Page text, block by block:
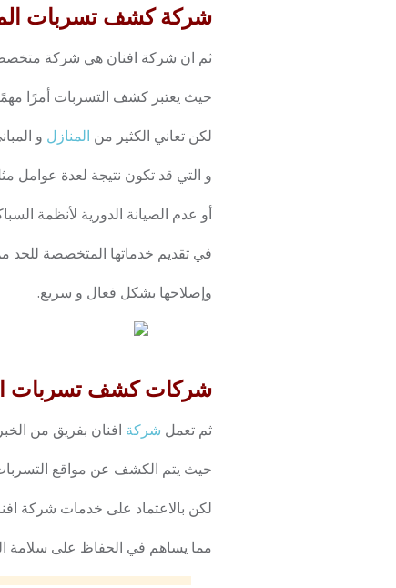
شركة كشف تسربات المياه
ثم ان شركة افنان هي شركة متخصصة
حيث يعتبر كشف التسربات أمرًا
لكن تعاني الكثير من المنازل و
و التي قد تكون نتيجة لعدة عوامل
أو عدم الصيانة الدورية لأنظمة
في تقديم خدماتها المتخصصة للحد
وإصلاحها بشكل فعال و سريع.
شركات كشف تسربات المياه
ثم تعمل شركة افنان بفريق من
حيث يتم الكشف عن مواقع
لكن بالاعتماد على خدمات شركة
مما يساهم في الحفاظ على سلامة